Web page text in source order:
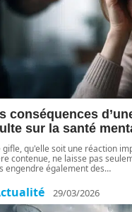
conséquences
sur la santé
gifle, qu'elle soit une réaction
contenue, ne laisse pas
engendre également des…
29/03/2026